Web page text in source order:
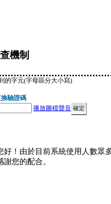
機制
的字元(字母區分大小寫)
驗證碼
播放圖檔聲音
好！由於目前系統使用人數眾
您的配合。